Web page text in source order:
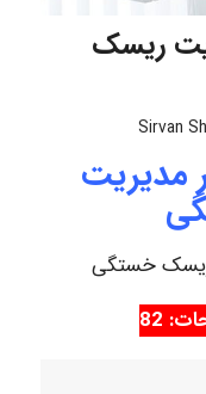
ریسک
Sirvan
مدیریت
ریسک خستگی
82